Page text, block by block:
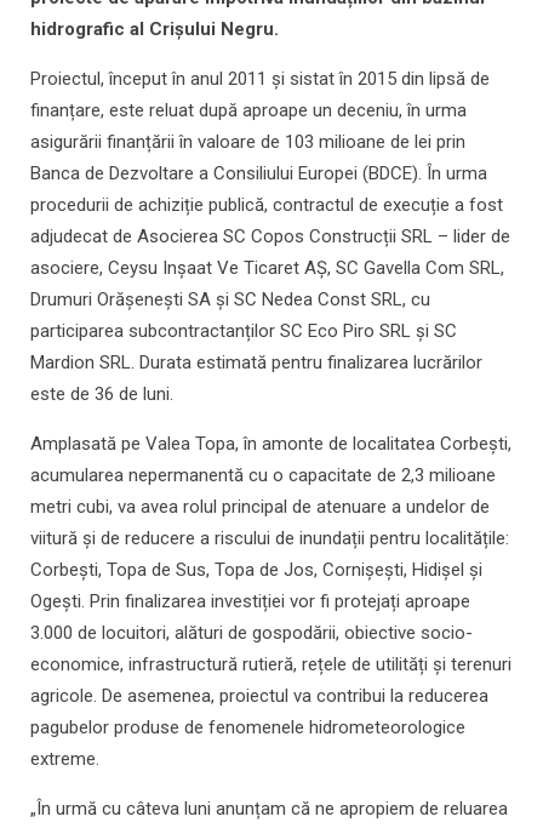
hidrografic al Crișului Negru.
Proiectul, început în anul 2011 și sistat în 2015 din lipsă de
finanțare, este reluat după aproape un deceniu, în urma
asigurării finanțării în valoare de 103 milioane de lei prin
Banca de Dezvoltare a Consiliului Europei (BDCE). În urma
procedurii de achiziție publică, contractul de execuție a fost
adjudecat de Asocierea SC Copos Construcții SRL – lider de
asociere, Ceysu Inșaat Ve Ticaret AȘ, SC Gavella Com SRL,
Drumuri Orășenești SA și SC Nedea Const SRL, cu
participarea subcontractanților SC Eco Piro SRL și SC
Mardion SRL. Durata estimată pentru finalizarea lucrărilor
este de 36 de luni.
Amplasată pe Valea Topa, în amonte de localitatea Corbești,
acumularea nepermanentă cu o capacitate de 2,3 milioane
metri cubi, va avea rolul principal de atenuare a undelor de
viitură și de reducere a riscului de inundații pentru localitățile:
Corbești, Topa de Sus, Topa de Jos, Cornișești, Hidișel și
Ogești. Prin finalizarea investiției vor fi protejați aproape
3.000 de locuitori, alături de gospodării, obiective socio-
economice, infrastructură rutieră, rețele de utilități și terenuri
agricole. De asemenea, proiectul va contribui la reducerea
pagubelor produse de fenomenele hidrometeorologice
extreme.
„În urmă cu câteva luni anunțam că ne apropiem de reluarea